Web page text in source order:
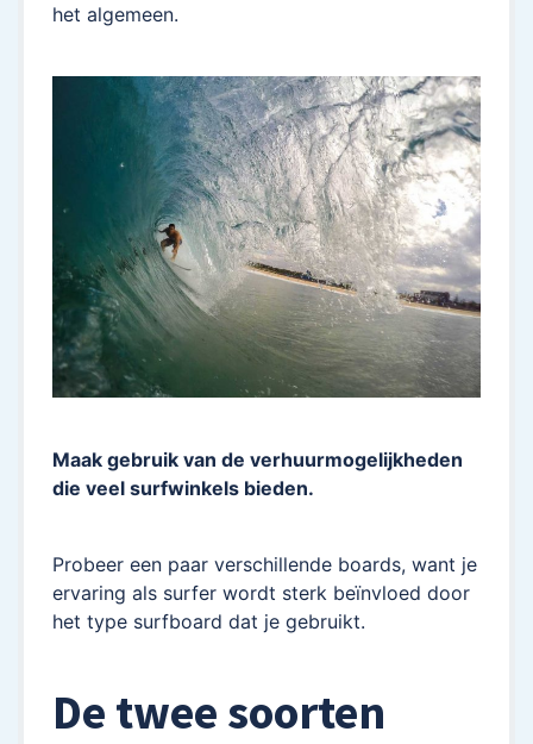
het algemeen.
Maak gebruik van de verhuurmogelijkheden
die veel surfwinkels bieden.
Probeer een paar verschillende boards, want je
ervaring als surfer wordt sterk beïnvloed door
het type surfboard dat je gebruikt.
De twee soorten